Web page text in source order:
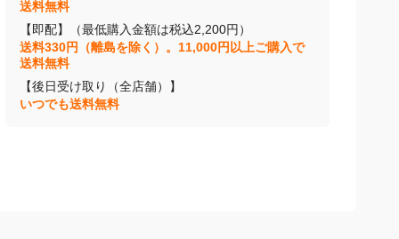
送料無料
【即配】（最低購入金額は税込2,200円）
送料330円（離島を除く）。11,000円以上ご購入で
送料無料
【後日受け取り（全店舗）】